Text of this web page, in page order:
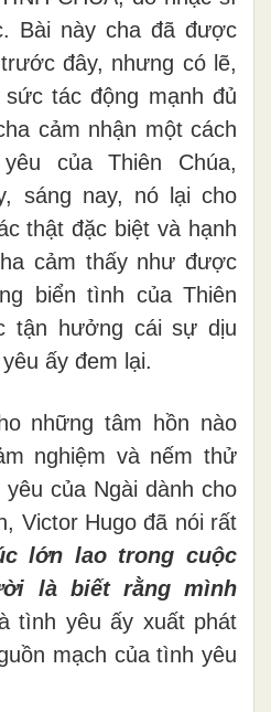
Bài này cha đã được
đây, nhưng có lẽ,
tác động mạnh đủ
cảm nhận một cách
của Thiên Chúa,
sáng nay, nó lại cho
thật đặc biệt và hạnh
cảm thấy như được
biển tình của Thiên
tận hưởng cái sự dịu
ấy đem lại.
những tâm hồn nào
nghiệm và nếm thử
của Ngài dành cho
Victor Hugo đã nói rất
lớn lao trong cuộc
là biết rằng mình
tình yêu ấy xuất phát
mạch của tình yêu